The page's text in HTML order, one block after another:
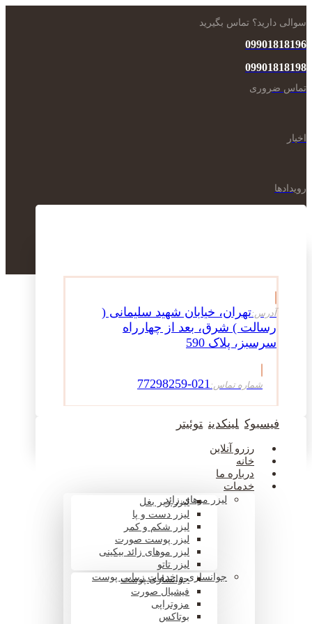
سوالی دارید؟ تماس بگیرید
09901818196
09901818198
تماس ضروری
اخبار
رویدادها
آدرس:تهران، خیابان شهید سلیمانی (
رسالت ) شرق، بعد از چهارراه
سرسبز، پلاک 590
شماره تماس:021-77298259
فیسبوک لینکدین توئیتر
رزرو آنلاین
خانه
درباره ما
خدمات
لیزر موهای زائدلیزر زیر بغل
لیزر دست و پا
لیزر شکم و کمر
لیزر پوست صورت
لیزر موهای زائد بیکینی
لیزر تاتو
جوانسازی و خدمات زیبایی پوست
جوانسازی پوست
فیشیال صورت
مزوتراپی
بوتاکس